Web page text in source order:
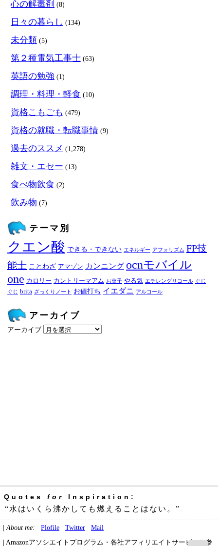
心の解毒剤 (8)
日々の暮らし (134)
未分類 (5)
第２種電気工事士 (63)
英語の勉強 (1)
調理・料理・軽食 (10)
資格こもごも (479)
資格の就職・転職事情 (9)
過去のススメ (1,278)
雑文・エセー (13)
食べ物飲食 (2)
飲み物 (7)
テーマ別
クエン酸 できる・できない エネルギー アフォリズム FP技
能士 ことわざ アマゾン カンニング ocnモバイル
one カロリー カントリーマアム お菓子 やる気 エチレングリコール ぐじ
ぐじ brita ざっくりノート お値打ち イエダニ アルコール
アーカイブ
アーカイブ
Quotes for Inspiration:
“水はいくら沸かしても燃えることはない。”
| About me: Plofile Twitter
Mail
| Amazonアソシエイトプログラム・各社アフィリエイトサービスに参